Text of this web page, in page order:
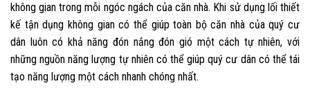
không gian trong mỗi ngóc ngách của căn nhà. Khi sử dụng lối thiết
kế tận dụng không gian có thể giúp toàn bộ căn nhà của quý cư
dân luôn có khả năng đón nắng đón gió một cách tự nhiên, với
những nguồn năng lượng tự nhiên có thể giúp quý cư dân có thể tái
tạo năng lượng một cách nhanh chóng nhất.